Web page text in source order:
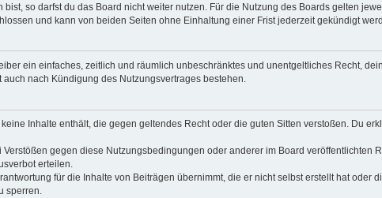
so darfst du das Board nicht weiter nutzen. Für die Nutzung des Boards gelten
und kann von beiden Seiten ohne Einhaltung einer Frist jederzeit gekündigt
ein einfaches, zeitlich und räumlich unbeschränktes und unentgeltliches Recht,
nach Kündigung des Nutzungsvertrages bestehen.
Inhalte enthält, die gegen geltendes Recht oder die guten Sitten verstoßen. Du
gegen diese Nutzungsbedingungen oder anderer im Board
erteilen.
für die Inhalte von Beiträgen übernimmt, die er nicht selbst erstellt hat
sperren.